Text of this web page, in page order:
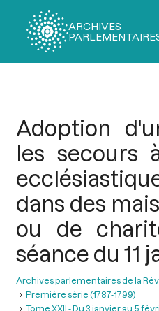
ARCHIVES
Adoption
les secours
dans des
ou de
séance du 11
Archives parlementaires de la
Première série (1787-1799)
Tome XXII - Du 3 janvier au 5